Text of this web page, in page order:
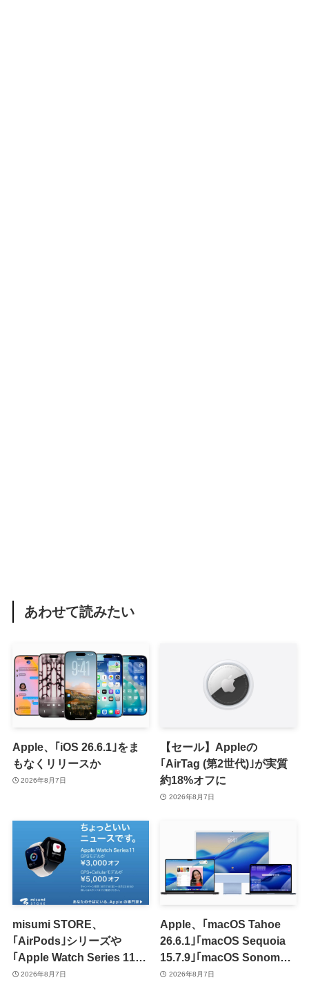
あわせて読みたい
Apple、｢iOS 26.6.1｣をま
もなくリリースか
2026年8月7日
【セール】Appleの
｢AirTag (第2世代)｣が実質
約18%オフに
2026年8月7日
misumi STORE、
｢AirPods｣シリーズや
｢Apple Watch Series 11｣
のセールを開催中
2026年8月7日
Apple、｢macOS Tahoe
26.6.1｣｢macOS Sequoia
15.7.9｣｢macOS Sonoma
14.8.9｣をリリース ｰ 画面共
2026年8月7日